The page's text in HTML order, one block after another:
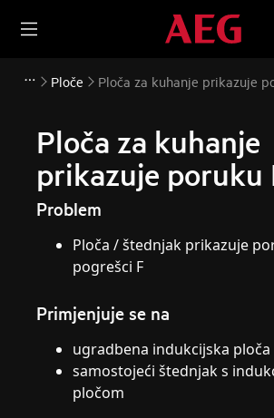
Ploče Ploča za kuhanje prikazuje
Ploča za kuhanje
prikazuje poruku
Problem
Ploča / štednjak prikazuje
pogrešci F
Primjenjuje se na
ugradbena indukcijska ploča
samostojeći štednjak s
pločom